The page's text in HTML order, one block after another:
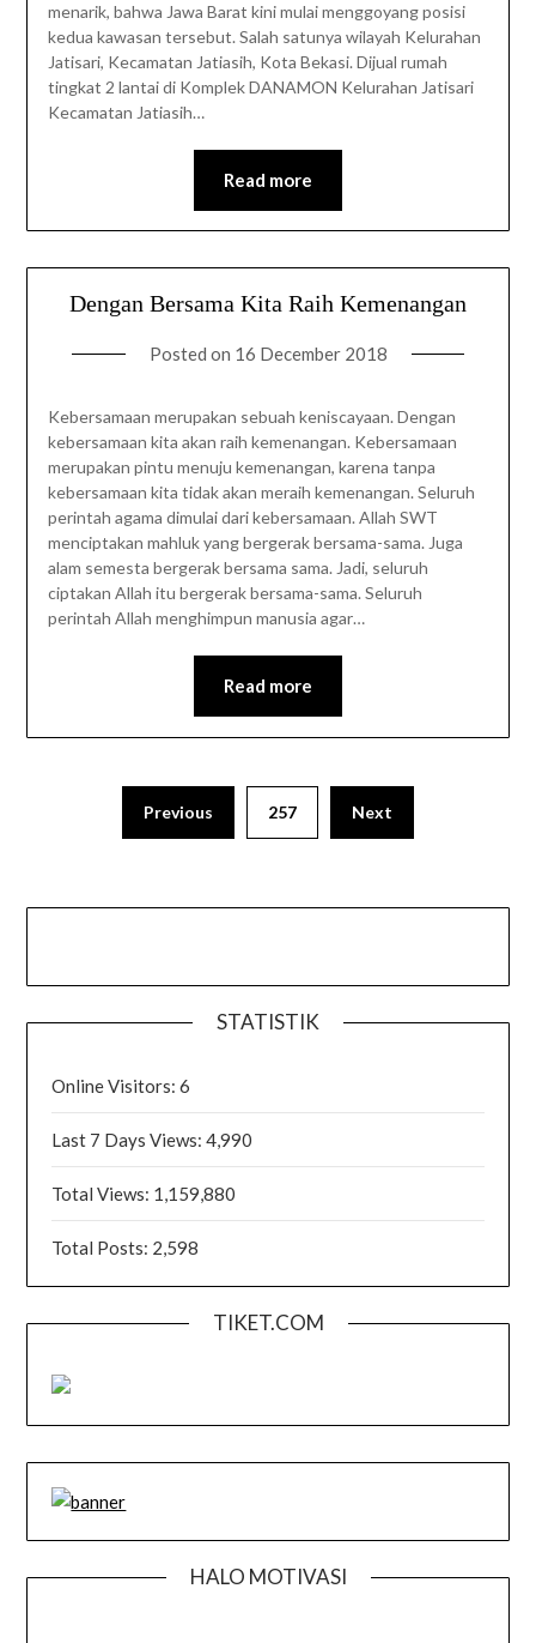
menarik, bahwa Jawa Barat kini mulai menggoyang posisi
kedua kawasan tersebut. Salah satunya wilayah Kelurahan
Jatisari, Kecamatan Jatiasih, Kota Bekasi. Dijual rumah
tingkat 2 lantai di Komplek DANAMON Kelurahan Jatisari
Kecamatan Jatiasih…
Read more
Dengan Bersama Kita Raih Kemenangan
Posted on 16 December 2018
Kebersamaan merupakan sebuah keniscayaan. Dengan
kebersamaan kita akan raih kemenangan. Kebersamaan
merupakan pintu menuju kemenangan, karena tanpa
kebersamaan kita tidak akan meraih kemenangan. Seluruh
perintah agama dimulai dari kebersamaan. Allah SWT
menciptakan mahluk yang bergerak bersama-sama. Juga
alam semesta bergerak bersama sama. Jadi, seluruh
ciptakan Allah itu bergerak bersama-sama. Seluruh
perintah Allah menghimpun manusia agar…
Read more
Previous 257 Next
STATISTIK
Online Visitors:6
Last 7 Days Views:4,990
Total Views: 1,159,880
Total Posts: 2,598
TIKET.COM
HALO MOTIVASI